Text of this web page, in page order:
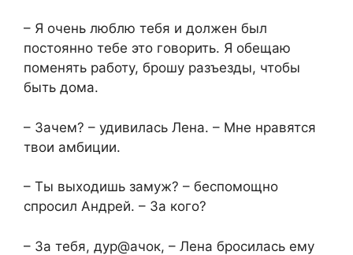
– Я очень люблю тебя и должен был
постоянно тебе это говорить. Я обещаю
поменять работу, брошу разъезды, чтобы
быть дома.
– Зачем? – удивилась Лена. – Мне нравятся
твои амбиции.
– Ты выходишь замуж? – беспомощно
спросил Андрей. – За кого?
– За тебя, дур@ачок, – Лена бросилась ему